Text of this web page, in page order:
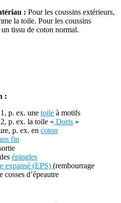
: Pour les coussins extérieurs,
la toile. Pour les coussins
tissu de coton normal.
:
p. ex. une toile à motifs
p. ex. la toile « Doris »
p. ex. en coton
fin
épingles
expansé (EPS) (rembourrage
d’épeautre